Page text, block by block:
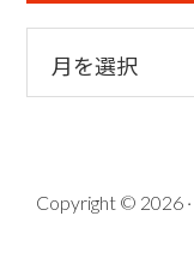
カ
Copyright © 2026 ·